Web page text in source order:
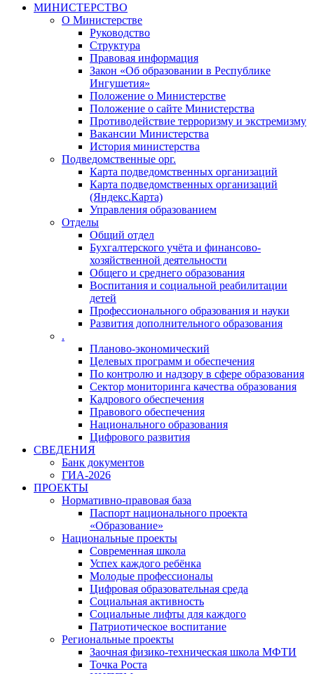
МИНИСТЕРСТВО
О Министерстве
Руководство
Структура
Правовая информация
Закон «Об образовании в Республике
Ингушетия»
Положение о Министерстве
Положение о сайте Министерства
Противодействие терроризму и экстремизму
Вакансии Министерства
История министерства
Подведомственные орг.
Карта подведомственных организаций
Карта подведомственных организаций
(Яндекс.Карта)
Управления образованием
Отделы
Общий отдел
Бухгалтерского учёта и финансово-
хозяйственной деятельности
Общего и среднего образования
Воспитания и социальной реабилитации
детей
Профессионального образования и науки
Развития дополнительного образования
.
Планово-экономический
Целевых программ и обеспечения
По контролю и надзору в сфере образования
Сектор мониторинга качества образования
Кадрового обеспечения
Правового обеспечения
Национального образования
Цифрового развития
СВЕДЕНИЯ
Банк документов
ГИА-2026
ПРОЕКТЫ
Нормативно-правовая база
Паспорт национального проекта
«Образование»
Национальные проекты
Современная школа
Успех каждого ребёнка
Молодые профессионалы
Цифровая образовательная среда
Социальная активность
Социальные лифты для каждого
Патриотическое воспитание
Региональные проекты
Заочная физико-техническая школа МФТИ
Точка Роста